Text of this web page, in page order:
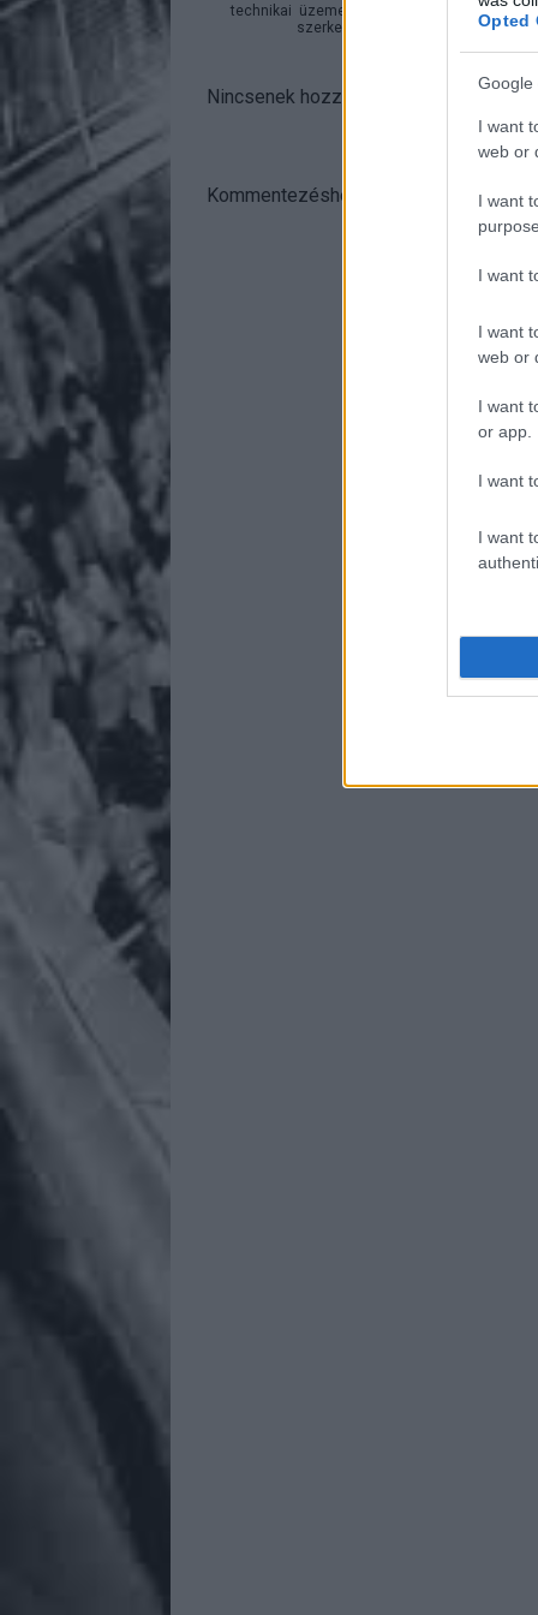
Opted
Google
I want
web or
I want
I want
I want
web or
I want
or app.
I want
I want
technikai üzemeltetője semmilyen
szerkesztőjéhez. Részletek a
Nincsenek hozzászólások.
Kommentezéshez